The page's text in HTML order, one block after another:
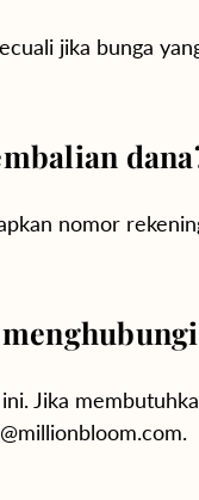
jika bunga
dana
nomor
Jika
@millionbloom.com.